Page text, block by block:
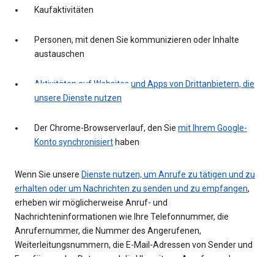
Kaufaktivitäten
Personen, mit denen Sie kommunizieren oder Inhalte
austauschen
Aktivitäten auf Websites und Apps von Drittanbietern, die
unsere Dienste nutzen
Der Chrome-Browserverlauf, den Sie mit Ihrem Google-
Konto synchronisiert haben
Wenn Sie unsere Dienste nutzen, um Anrufe zu tätigen und zu
erhalten oder um Nachrichten zu senden und zu empfangen,
erheben wir möglicherweise Anruf- und
Nachrichteninformationen wie Ihre Telefonnummer, die
Anrufernummer, die Nummer des Angerufenen,
Weiterleitungsnummern, die E-Mail-Adressen von Sender und